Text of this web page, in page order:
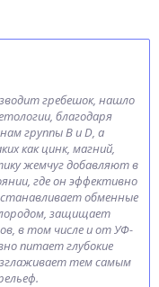
гребешок, нашло
благодаря
группы В и D, а
как цинк, магний,
жемчуг добавляют в
где он эффективно
обменные
защищает
в том числе и от УФ-
питает глубокие
тем самым